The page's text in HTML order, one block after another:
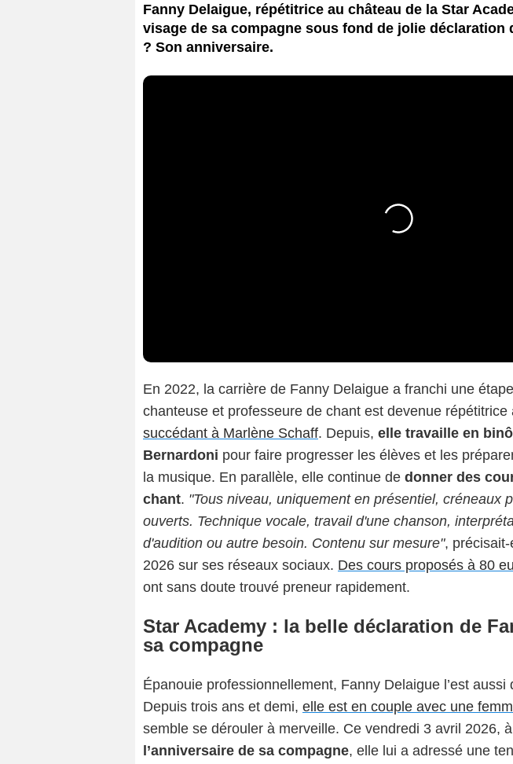
Fanny Delaigue, répétitrice au château de la Star
visage de sa compagne sous fond de jolie déclaration
? Son anniversaire.
En 2022, la carrière de Fanny Delaigue a franchi une
chanteuse et professeure de chant est devenue répétitrice
succédant à Marlène Schaff. Depuis, elle travaille en
Bernardoni pour faire progresser les élèves et les
la musique. En parallèle, elle continue de donner des
chant. "Tous niveau, uniquement en présentiel, créneaux
ouverts. Technique vocale, travail d'une chanson,
d'audition ou autre besoin. Contenu sur mesure",
2026 sur ses réseaux sociaux. Des cours proposés à 80
ont sans doute trouvé preneur rapidement.
Star Academy : la belle déclaration de
sa compagne
Épanouie professionnellement, Fanny Delaigue l’est aussi
Depuis trois ans et demi, elle est en couple avec une
semble se dérouler à merveille. Ce vendredi 3 avril 2026,
l’anniversaire de sa compagne, elle lui a adressé une
Capture story Instagram @fannydelaigue